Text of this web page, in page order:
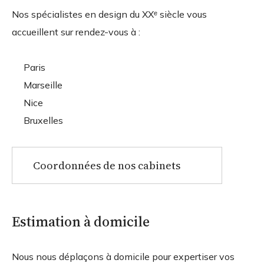
Nos spécialistes en design du XXᵉ siècle vous
accueillent sur rendez-vous à :
Paris
Marseille
Nice
Bruxelles
Coordonnées de nos cabinets
Estimation à domicile
Nous nous déplaçons à domicile pour expertiser vos